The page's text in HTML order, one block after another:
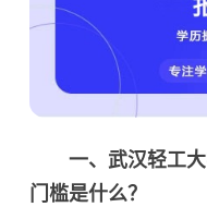
一、武汉轻工
门槛是什么？